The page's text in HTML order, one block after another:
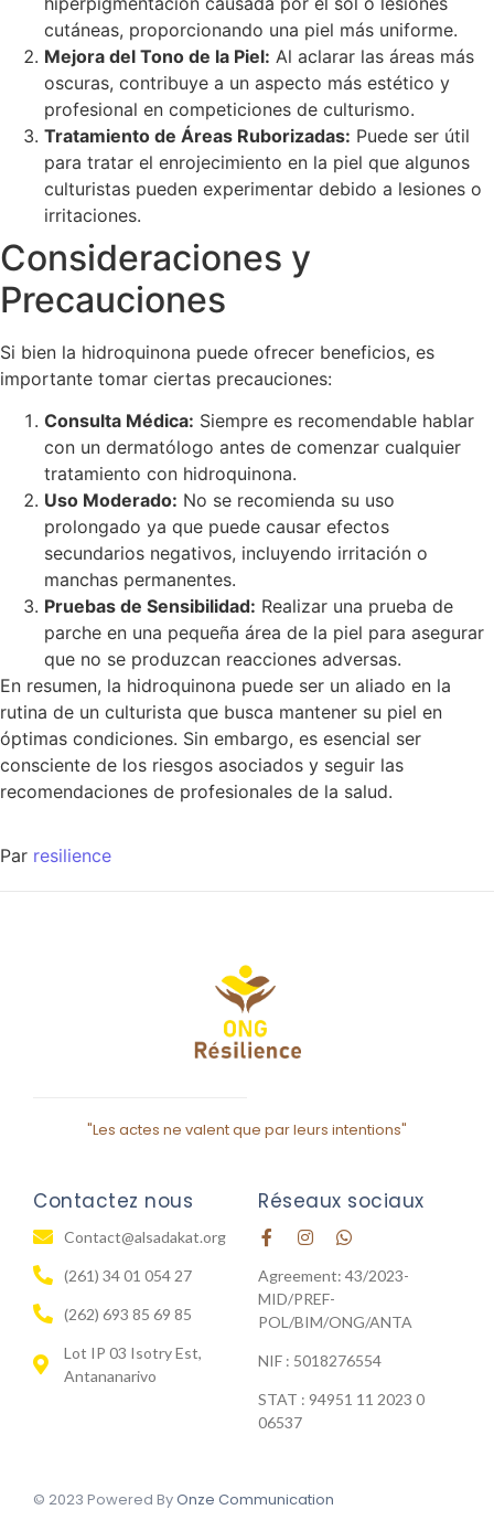
cutáneas, proporcionando una piel más uniforme.
Mejora del Tono de la Piel: Al aclarar las áreas más
oscuras, contribuye a un aspecto más estético y
profesional en competiciones de culturismo.
Tratamiento de Áreas Ruborizadas: Puede ser útil
para tratar el enrojecimiento en la piel que algunos
culturistas pueden experimentar debido a lesiones o
irritaciones.
Consideraciones y
Precauciones
Si bien la hidroquinona puede ofrecer beneficios, es
importante tomar ciertas precauciones:
Consulta Médica: Siempre es recomendable hablar
con un dermatólogo antes de comenzar cualquier
tratamiento con hidroquinona.
Uso Moderado: No se recomienda su uso
prolongado ya que puede causar efectos
secundarios negativos, incluyendo irritación o
manchas permanentes.
Pruebas de Sensibilidad: Realizar una prueba de
parche en una pequeña área de la piel para asegurar
que no se produzcan reacciones adversas.
En resumen, la hidroquinona puede ser un aliado en la
rutina de un culturista que busca mantener su piel en
óptimas condiciones. Sin embargo, es esencial ser
consciente de los riesgos asociados y seguir las
recomendaciones de profesionales de la salud.
Par resilience
"Les actes ne valent que par leurs intentions"
Contactez nous
Contact@alsadakat.org
(261) 34 01 054 27
(262) 693 85 69 85
Lot IP 03 Isotry Est,
Antananarivo
Réseaux sociaux
Agreement: 43/2023-
MID/PREF-
POL/BIM/ONG/ANTA
NIF : 5018276554
STAT : 94951 11 2023 0
06537
© 2023 Powered ByOnze Communication